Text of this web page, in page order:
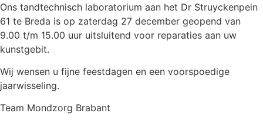
Ons tandtechnisch laboratorium aan het Dr Struyckenpein
61 te Breda is op zaterdag 27 december geopend van
9.00 t/m 15.00 uur uitsluitend voor reparaties aan uw
kunstgebit.
Wij wensen u fijne feestdagen en een voorspoedige
jaarwisseling.
Team Mondzorg Brabant